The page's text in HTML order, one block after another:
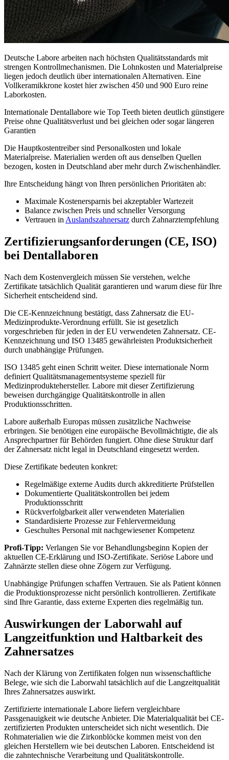
Deutsche Labore arbeiten nach höchsten Qualitätsstandards mit
strengen Kontrollmechanismen. Die Lohnkosten und Materialpreise
liegen jedoch deutlich über internationalen Alternativen. Eine
Vollkeramikkrone kostet hier zwischen 450 und 900 Euro reine
Laborkosten.
Internationale Dentallabore wie Top Teeth bieten deutlich günstigere
Preise ohne Qualitätsverlust und bei gleichen oder sogar längeren
Garantien
Die Hauptkostentreiber sind Personalkosten und lokale
Materialpreise. Materialien werden oft aus denselben Quellen
bezogen, kosten in Deutschland aber mehr durch Zwischenhändler.
Ihre Entscheidung hängt von Ihren persönlichen Prioritäten ab:
Maximale Kostenersparnis bei akzeptabler Wartezeit
Balance zwischen Preis und schneller Versorgung
Vertrauen in Auslandszahnersatz durch Zahnarztempfehlung
Zertifizierungsanforderungen (CE, ISO)
bei Dentallaboren
Nach dem Kostenvergleich müssen Sie verstehen, welche
Zertifikate tatsächlich Qualität garantieren und warum diese für Ihre
Sicherheit entscheidend sind.
Die CE-Kennzeichnung bestätigt, dass Zahnersatz die EU-
Medizinprodukte-Verordnung erfüllt. Sie ist gesetzlich
vorgeschrieben für jeden in der EU verwendeten Zahnersatz. CE-
Kennzeichnung und ISO 13485 gewährleisten Produktsicherheit
durch unabhängige Prüfungen.
ISO 13485 geht einen Schritt weiter. Diese internationale Norm
definiert Qualitätsmanagementsysteme speziell für
Medizinproduktehersteller. Labore mit dieser Zertifizierung
beweisen durchgängige Qualitätskontrolle in allen
Produktionsschritten.
Labore außerhalb Europas müssen zusätzliche Nachweise
erbringen. Sie benötigen eine europäische Bevollmächtigte, die als
Ansprechpartner für Behörden fungiert. Ohne diese Struktur darf
der Zahnersatz nicht legal in Deutschland eingesetzt werden.
Diese Zertifikate bedeuten konkret:
Regelmäßige externe Audits durch akkreditierte Prüfstellen
Dokumentierte Qualitätskontrollen bei jedem
Produktionsschritt
Rückverfolgbarkeit aller verwendeten Materialien
Standardisierte Prozesse zur Fehlervermeidung
Geschultes Personal mit nachgewiesener Kompetenz
Profi-Tipp: Verlangen Sie vor Behandlungsbeginn Kopien der
aktuellen CE-Erklärung und ISO-Zertifikate. Seriöse Labore und
Zahnärzte stellen diese ohne Zögern zur Verfügung.
Unabhängige Prüfungen schaffen Vertrauen. Sie als Patient können
die Produktionsprozesse nicht persönlich kontrollieren. Zertifikate
sind Ihre Garantie, dass externe Experten dies regelmäßig tun.
Auswirkungen der Laborwahl auf
Langzeitfunktion und Haltbarkeit des
Zahnersatzes
Nach der Klärung von Zertifikaten folgen nun wissenschaftliche
Belege, wie sich die Laborwahl tatsächlich auf die Langzeitqualität
Ihres Zahnersatzes auswirkt.
Zertifizierte internationale Labore liefern vergleichbare
Passgenauigkeit wie deutsche Anbieter. Die Materialqualität bei CE-
zertifizierten Produkten unterscheidet sich nicht wesentlich. Die
Rohmaterialien wie die Zirkonblöcke kommen meist von den
gleichen Herstellern wie bei deutschen Laboren. Entscheidend ist
die zahntechnische Verarbeitung und Qualitätskontrolle.